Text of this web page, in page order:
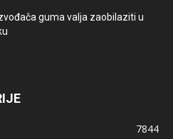
guma valja zaobilaziti u
7844